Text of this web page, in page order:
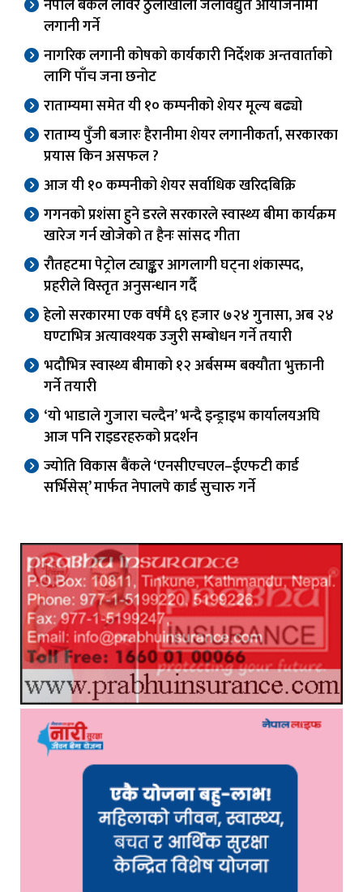
नेपाल बैंकले लोवर ठुलोखोला जलविद्युत आयोजनामा
लगानी गर्ने
नागरिक लगानी कोषको कार्यकारी निर्देशक अन्तवार्ताको
लागि पाँच जना छनोट
राताम्यमा समेत यी १० कम्पनीको शेयर मूल्य बढ्यो
राताम्य पुँजी बजारः हैरानीमा शेयर लगानीकर्ता, सरकारका
प्रयास किन असफल ?
आज यी १० कम्पनीको शेयर सर्वाधिक खरिदबिक्रि
गगनको प्रशंसा हुने डरले सरकारले स्वास्थ्य बीमा कार्यक्रम
खारेज गर्न खोजेको त हैनः सांसद गीता
रौतहटमा पेट्रोल ट्याङ्कर आगलागी घट्ना शंकास्पद,
प्रहरीले विस्तृत अनुसन्धान गर्दै
हेलो सरकारमा एक वर्षमै ६९ हजार ७२४ गुनासा, अब २४
घण्टाभित्र अत्यावश्यक उजुरी सम्बोधन गर्ने तयारी
भदौभित्र स्वास्थ्य बीमाको १२ अर्बसम्म बक्यौता भुक्तानी
गर्ने तयारी
‘यो भाडाले गुजारा चल्दैन’ भन्दै इन्ड्राइभ कार्यालयअघि
आज पनि राइडरहरुको प्रदर्शन
ज्योति विकास बैंकले ‘एनसीएचएल–ईएफटी कार्ड
सर्भिसेस्’ मार्फत नेपालपे कार्ड सुचारु गर्ने